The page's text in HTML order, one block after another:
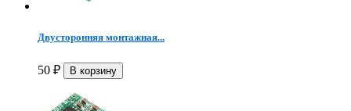
Двусторонняя монтажная...
50 ₽